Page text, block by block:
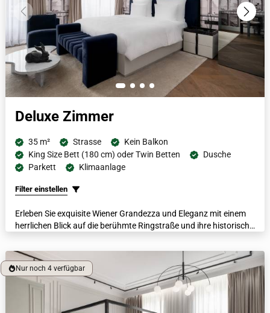
Deluxe Zimmer
35 m² Strasse
Kein Balkon
King Size Bett (180 cm) oder Twin Betten
Dusche
Parkett
Klimaanlage
Filter einstellen
Erleben Sie exquisite Wiener Grandezza und Eleganz mit einem
herrlichen Blick auf die berühmte Ringstraße und ihre historische
Stock des Hotels befinden. Mit einem italienischen Marmorbad,
luxuriösen Bademänteln, beheizten Fußböden und einer
Nespresso-Kaffeemaschine lässt jedes dieser großzügigen
Zimmer die Gäste in Luxus schwelgen.
Nur noch 4 verfügbar